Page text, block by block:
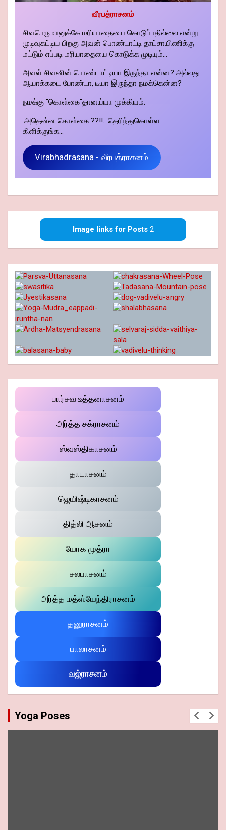
வீரபத்ராசனம்
சிவபெருமானுக்கே மரியாதையை கொடுப்பதில்லை என்று
முடிவுகட்டிய பிறகு அவன் பொண்டாட்டி தாட்சாயிணிக்கு
மட்டும் எப்படி மரியாதையை கொடுக்க முடியும்...
அவள் சிவனின் பொண்டாட்டியா இருந்தா என்ன? அல்லது
ஆயாக்கடை போண்டா, டீயா இருந்தா நமக்கென்ன?
நமக்கு "கொள்கை"தானய்யா முக்கியம்.
அதென்ன கொள்கை ??!!.. தெரிந்துகொள்ள
கிளிக்குங்க...
Virabhadrasana - வீரபத்ராசனம்
Image links for Posts2
பார்சவ உத்தனாசனம்
அர்த்த சக்ராசனம்
ஸ்வஸ்திகாசனம்
தாடாசனம்
ஜெயிஷ்டிகாசனம்
தித்லி ஆசனம்
யோக முத்ரா
சலபாசனம்
அர்த்த மத்ஸ்யேந்திராசனம்
தனுராசனம்
பாலாசனம்
வஜ்ராசனம்
Yoga Poses